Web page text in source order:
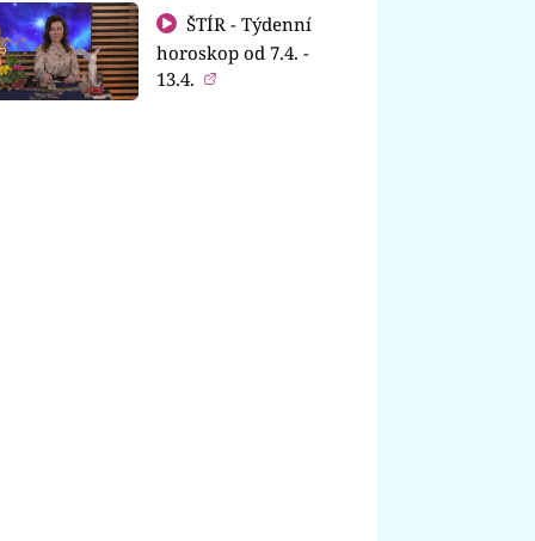
ŠTÍR - Týdenní
horoskop od 7.4. -
13.4.